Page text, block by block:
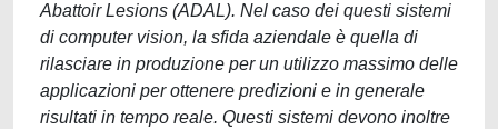
Abattoir Lesions (ADAL). Nel caso dei questi sistemi
di computer vision, la sfida aziendale è quella di
rilasciare in produzione per un utilizzo massimo delle
applicazioni per ottenere predizioni e in generale
risultati in tempo reale. Questi sistemi devono inoltre